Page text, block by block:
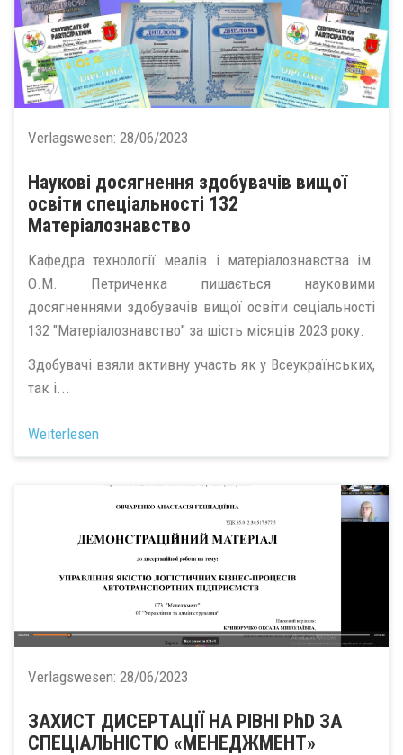
Verlagswesen: 28/06/2023
Наукові досягнення здобувачів вищої
освіти спеціальності 132
Матеріалознавство
Кафедра технології меалів і матеріалознавства ім.
О.М. Петриченка пишається науковими
досягненнями здобувачів вищої освіти сеціальності
132 "Матеріалознавство" за шість місяців 2023 року.
Здобувачі взяли активну участь як у Всеукраїнських,
так і...
Weiterlesen
Verlagswesen: 28/06/2023
ЗАХИСТ ДИСЕРТАЦІЇ НА РІВНІ PhD ЗА
СПЕЦІАЛЬНІСТЮ «МЕНЕДЖМЕНТ»